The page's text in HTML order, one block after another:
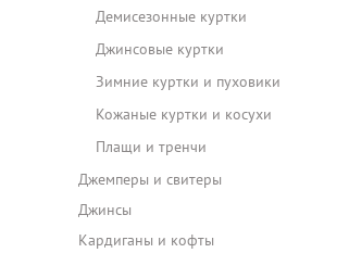
Демисезонные куртки
Джинсовые куртки
Зимние куртки и пуховики
Кожаные куртки и косухи
Плащи и тренчи
Джемперы и свитеры
Джинсы
Кардиганы и кофты